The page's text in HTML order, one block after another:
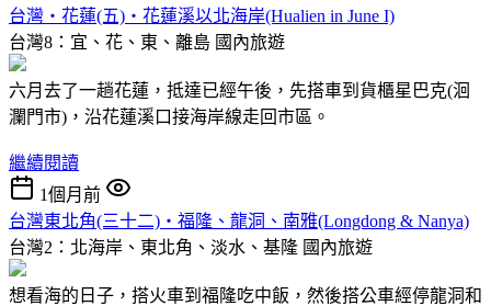
台灣‧花蓮(五)‧花蓮溪以北海岸(Hualien in June I)
台灣8：宜、花、東、離島 國內旅遊
六月去了一趟花蓮，抵達已經午後，先搭車到貨櫃星巴克(洄
瀾門市)，沿花蓮溪口接海岸線走回市區。
繼續閱讀
1個月前
台灣東北角(三十二)‧福隆、龍洞、南雅(Longdong & Nanya)
台灣2：北海岸、東北角、淡水、基隆 國內旅遊
想看海的日子，搭火車到福隆吃中飯，然後搭公車經停龍洞和